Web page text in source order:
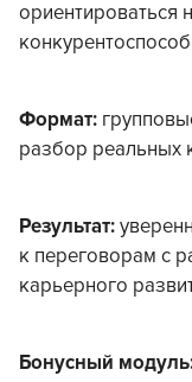
ориентироваться
Формат:
разбор реальных
Результат:
к переговорам с
карьерного
Бонусный